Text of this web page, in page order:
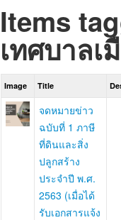
Items
เทศบาลเ
Image Title
จดหมายข่าว
ฉบับที่ 1 ภาษี
ที่ดินและสิ่ง
ปลูกสร้าง
ประจำปี พ.ศ.
2563 (เมื่อได้
รับเอกสารแจ้ง